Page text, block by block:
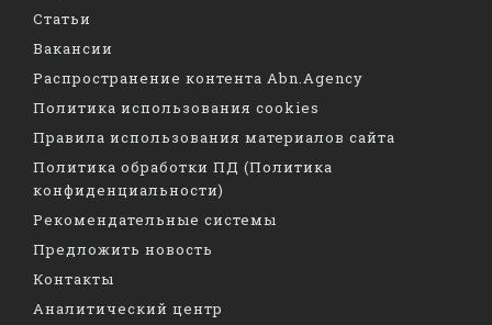
Статьи
Вакансии
Распространение контента Abn.Agency
Политика использования cookies
Правила использования материалов сайта
Политика обработки ПД (Политика
конфиденциальности)
Рекомендательные системы
Предложить новость
Контакты
Аналитический центр